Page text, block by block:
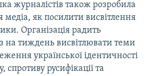
журналістів також розробила
медіа, як посилити висвітлення
Організація радить
тиждень висвітлювати теми
української ідентичності
русифікації та